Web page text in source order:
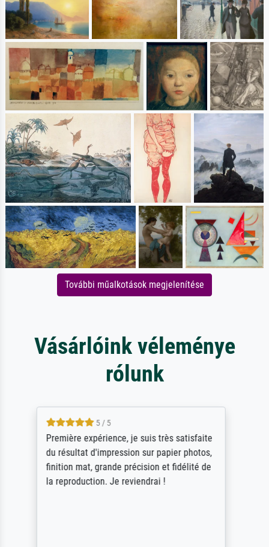
További műalkotások megjelenítése
Vásárlóink véleménye
rólunk
4.5 / 5
ik beoordeel Meisterdrucke zeer positief.
Door de 69505 beschikbare kunstenaars
scrollen is echter onbegonnen werk (na
stoppen begint het weer van voor af aan).